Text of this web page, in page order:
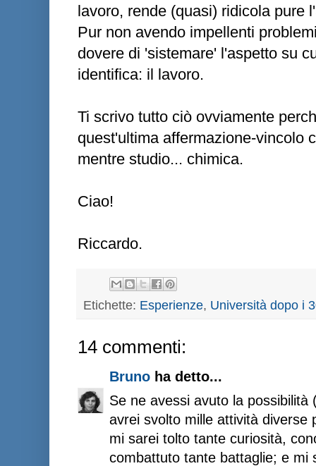
lavoro, rende (quasi) ridicola pure
Pur non avendo impellenti
dovere di 'sistemare' l'aspetto su
identifica: il lavoro.
Ti scrivo tutto ciò ovviamente
quest'ultima affermazione-vincolo
mentre studio... chimica.
Ciao!
Riccardo.
Etichette: Esperienze, Università dopo i
14 commenti:
Bruno ha detto...
Se ne avessi avuto la
avrei svolto mille attività diverse
mi sarei tolto tante curiosità,
combattuto tante battaglie; e mi